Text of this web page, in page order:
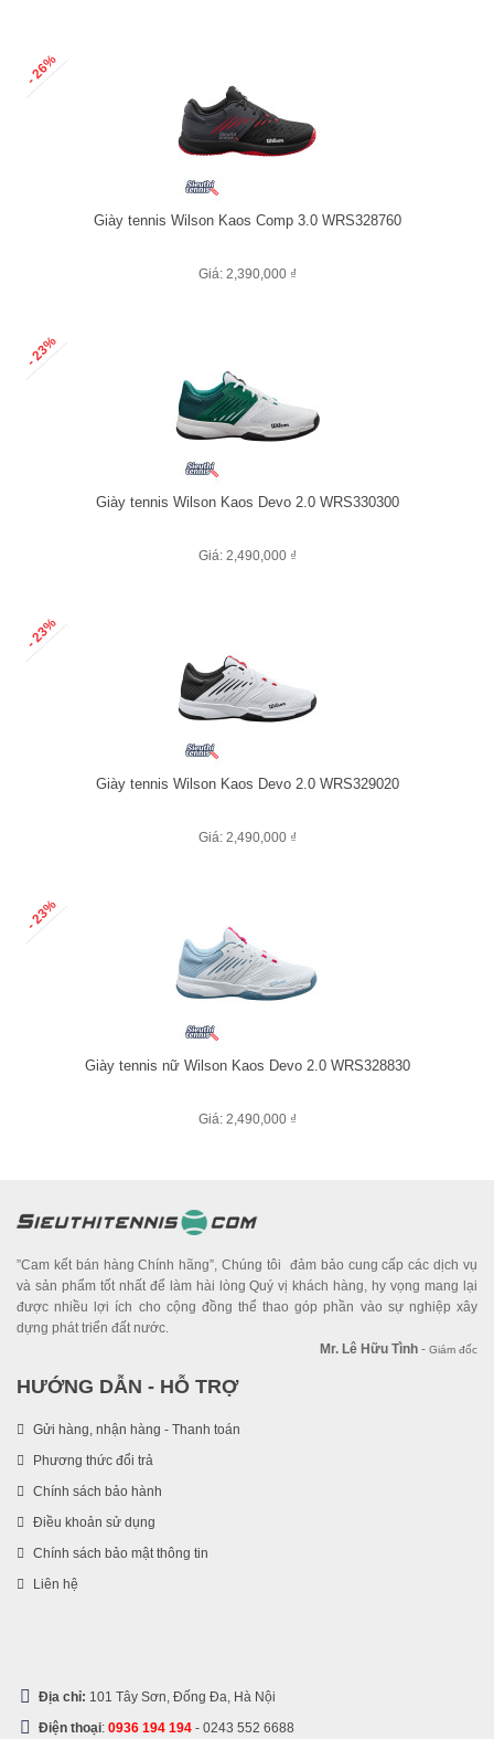
- 26%
Giày tennis Wilson Kaos Comp 3.0 WRS328760
Giá: 2,390,000 ₫
- 23%
Giày tennis Wilson Kaos Devo 2.0 WRS330300
Giá: 2,490,000 ₫
- 23%
Giày tennis Wilson Kaos Devo 2.0 WRS329020
Giá: 2,490,000 ₫
- 23%
Giày tennis nữ Wilson Kaos Devo 2.0 WRS328830
Giá: 2,490,000 ₫
”Cam kết bán hàng Chính hãng”, Chúng tôi đảm bảo cung cấp các dịch vụ
và sản phẩm tốt nhất để làm hài lòng Quý vị khách hàng, hy vọng mang lại
được nhiều lợi ích cho cộng đồng thể thao góp phần vào sự nghiệp xây
dựng phát triển đất nước.
Mr. Lê Hữu Tình - Giám đốc
HƯỚNG DẪN - HỖ TRỢ
Gửi hàng, nhận hàng - Thanh toán
Phương thức đổi trả
Chính sách bảo hành
Điều khoản sử dụng
Chính sách bảo mật thông tin
Liên hệ
Địa chỉ: 101 Tây Sơn, Đống Đa, Hà Nội
Điện thoại: 0936 194 194 - 0243 552 6688